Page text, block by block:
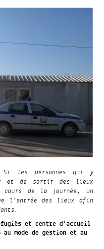
Si les personnes qui y
et de sortir des lieux
cours de la journée, un
l’entrée des lieux afin
et centre d’accueil
mode de gestion et au